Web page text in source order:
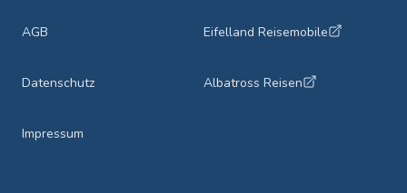
AGB
Datenschutz
Impressum
Eifelland Reisemobile
Albatross Reisen